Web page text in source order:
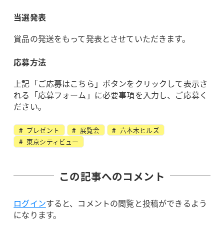
当選発表
賞品の発送をもって発表とさせていただきます。
応募方法
上記「ご応募はこちら」ボタンをクリックして表示さ
れる「応募フォーム」に必要事項を入力し、ご応募く
ださい。
プレゼント 展覧会
六本木ヒルズ
東京シティビュー
この記事へのコメント
ログインすると、コメントの閲覧と投稿ができるよう
になります。